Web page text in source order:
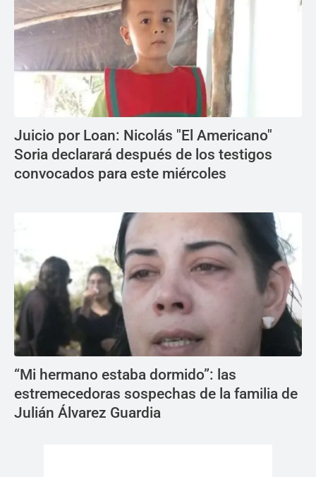
Juicio por Loan: Nicolás "El Americano"
Soria declarará después de los testigos
convocados para este miércoles
“Mi hermano estaba dormido”: las
estremecedoras sospechas de la familia de
Julián Álvarez Guardia